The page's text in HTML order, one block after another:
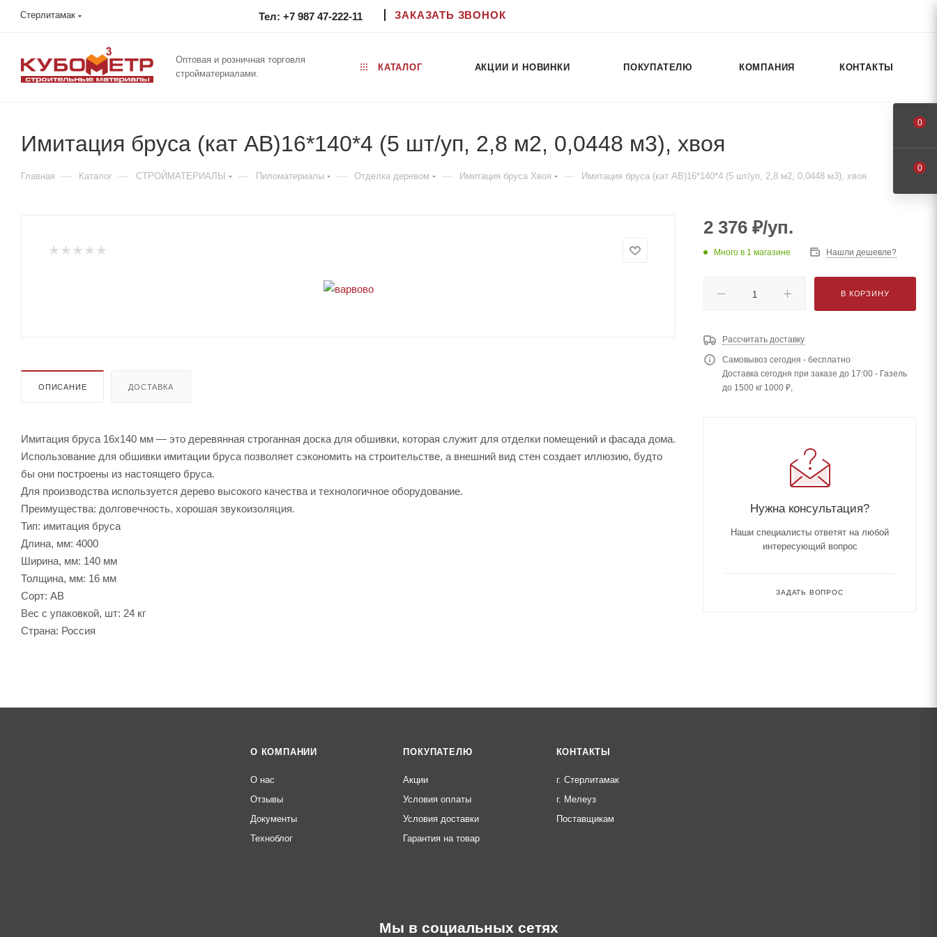
Стерлитамак Тел: +7 987 47-222-11 ЗАКАЗАТЬ ЗВОНОК
Оптовая и розничная торговля
стройматериалами.
КАТАЛОГ АКЦИИ И НОВИНКИ ПОКУПАТЕЛЮ КОМПАНИЯ КОНТАКТЫ
Имитация бруса (кат АВ)16*140*4 (5 шт/уп, 2,8 м2, 0,0448 м3), хвоя
Главная — Каталог — СТРОЙМАТЕРИАЛЫ — Пиломатериалы — Отделка деревом — Имитация бруса Хвоя — Имитация бруса (кат АВ)16*140*4 (5 шт/уп, 2,8 м2, 0,0448 м3), хвоя
ОПИСАНИЕ ДОСТАВКА
Имитация бруса 16х140 мм — это деревянная строганная доска для обшивки, которая служит для отделки помещений и фасада дома.
Использование для обшивки имитации бруса позволяет сэкономить на строительстве, а внешний вид стен создает иллюзию, будто
бы они построены из настоящего бруса.
Для производства используется дерево высокого качества и технологичное оборудование.
Преимущества: долговечность, хорошая звукоизоляция.
Тип: имитация бруса
Длина, мм: 4000
Ширина, мм: 140 мм
Толщина, мм: 16 мм
Сорт: АВ
Вес с упаковкой, шт: 24 кг
Страна: Россия
2 376 ₽/уп.
Много в 1 магазине Нашли дешевле?
В КОРЗИНУ
Рассчитать доставку
Самовывоз сегодня - бесплатно
Доставка сегодня при заказе до 17:00 - Газель
до 1500 кг 1000 ₽,
Нужна консультация?
Наши специалисты ответят на любой
интересующий вопрос
ЗАДАТЬ ВОПРОС
О КОМПАНИИ
О нас
Отзывы
Документы
Техноблог
ПОКУПАТЕЛЮ
Акции
Условия оплаты
Условия доставки
Гарантия на товар
КОНТАКТЫ
г. Стерлитамак
г. Мелеуз
Поставщикам
Мы в социальных сетях
0
0